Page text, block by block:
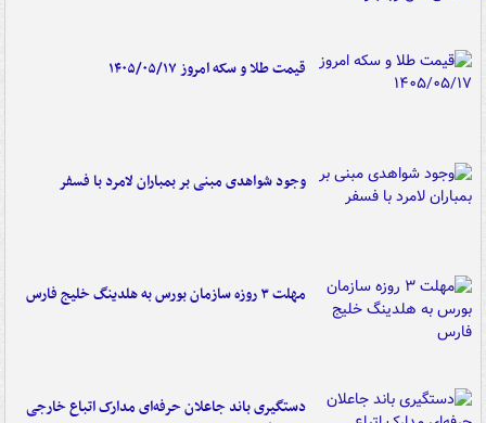
قیمت طلا و سکه امروز ۱۴۰۵/۰۵/۱۷
وجود شواهدی مبنی بر بمباران لامرد با فسفر
مهلت ۳ روزه سازمان بورس به هلدینگ خلیج فارس
دستگیری باند جاعلان حرفه‌ای مدارک اتباع خارجی